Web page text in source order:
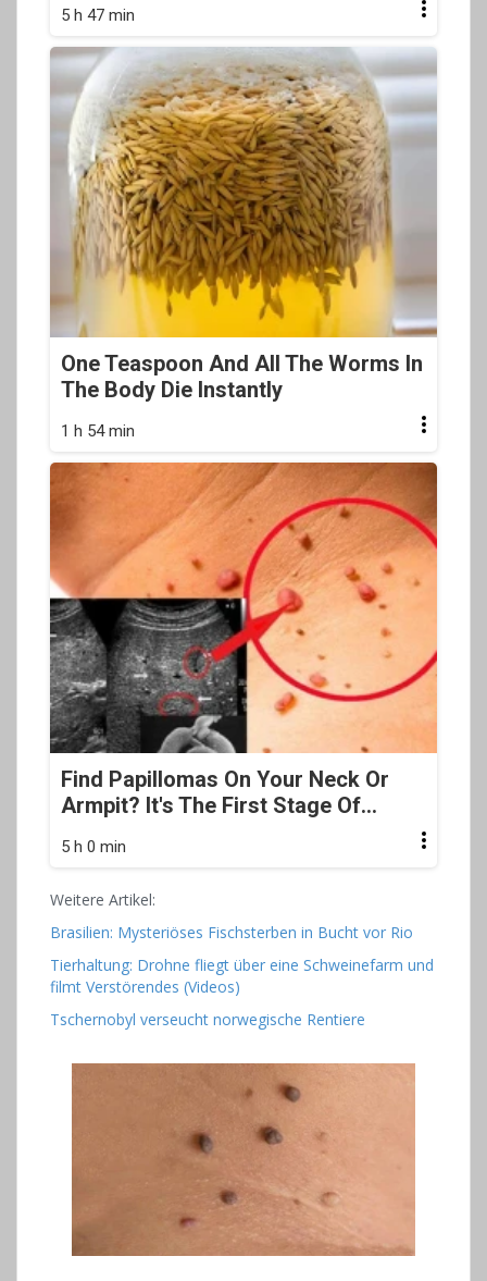
5 h 47 min
One Teaspoon And All The Worms In
The Body Die Instantly
1 h 54 min
Find Papillomas On Your Neck Or
Armpit? It's The First Stage Of...
5 h 0 min
Weitere Artikel:
Brasilien: Mysteriöses Fischsterben in Bucht vor Rio
Tierhaltung: Drohne fliegt über eine Schweinefarm und
filmt Verstörendes (Videos)
Tschernobyl verseucht norwegische Rentiere